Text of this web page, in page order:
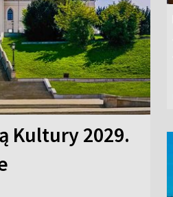
Kultury 2029.